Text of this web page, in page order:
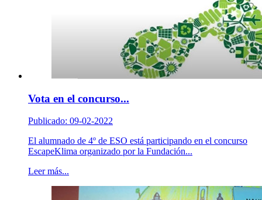
Vota en el concurso...
Publicado: 09-02-2022
El alumnado de 4º de ESO está participando en el concurso
EscapeKlima organizado por la Fundación...
Leer más...